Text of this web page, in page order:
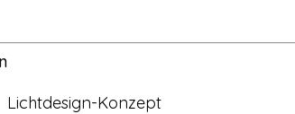
Lichtdesign-Konzept